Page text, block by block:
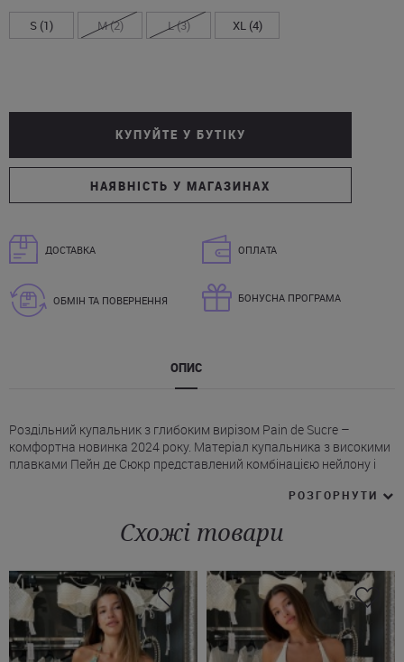
S (1) M (2) L (3) XL (4)
КУПУЙТЕ У БУТІКУ
НАЯВНІСТЬ У МАГАЗИНАХ
ДОСТАВКА ОПЛАТА
ОБМІН ТА ПОВЕРНЕННЯ БОНУСНА ПРОГРАМА
ОПИС
Роздільний купальник з глибоким вирізом Pain de Sucre –
комфортна новинка 2024 року. Матеріал купальника з високими
плавками Пейн де Сюкр представлений комбінацією нейлону і
* Додаткову фіксацію забезпечує еластична резинка під грудьми.
* Ззаду застібка з металу.
* Плавки високої посадки, класичної форми (сліпи). Додатковий
комфорт і фіксацію дає еластична резинка на поясі.
Купити чорний купальник Pain de Sucre Ви можете в Інтернет-
магазині Juliette з доставкою в Одесу, Херсон, Івано-Франківськ і
інші міста України.
РОЗГОРНУТИ
Схожі товари